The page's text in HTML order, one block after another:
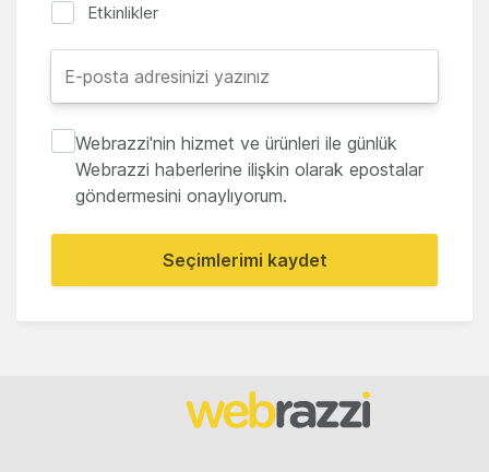
Etkinlikler
Webrazzi'nin hizmet ve ürünleri ile günlük
Webrazzi haberlerine ilişkin olarak epostalar
göndermesini onaylıyorum.
Seçimlerimi kaydet